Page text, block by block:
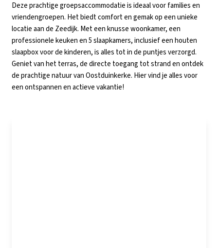
Deze prachtige groepsaccommodatie is ideaal voor families en
vriendengroepen. Het biedt comfort en gemak op een unieke
locatie aan de Zeedijk. Met een knusse woonkamer, een
professionele keuken en 5 slaapkamers, inclusief een houten
slaapbox voor de kinderen, is alles tot in de puntjes verzorgd.
Geniet van het terras, de directe toegang tot strand en ontdek
de prachtige natuur van Oostduinkerke. Hier vind je alles voor
een ontspannen en actieve vakantie!